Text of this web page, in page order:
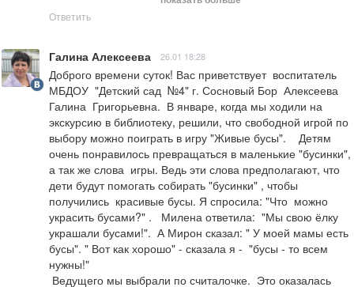
Ответить
Галина Алексеева 26.01 18:28
Доброго времени суток! Вас приветствует  воспитатель
МБДОУ  "Детский сад  №4" г. Сосновый Бор  Алексеева
Галина  Григорьевна.  В январе, когда мы ходили на
экскурсию в библиотеку, решили, что свободной игрой по
выбору можно поиграть в игру "Живые бусы".    Детям
очень понравилось превращаться в маленькие "бусинки",
а так же слова  игры. Ведь эти слова предполагают, что
дети будут помогать собирать "бусинки" , чтобы
получились  красивые бусы. Я спросила: "Что  можно
украсить бусами?" .   Милена ответила:  "Мы свою ёлку
украшали бусами!".  А Мирон сказал: " У моей мамы есть
бусы". " Вот как хорошо" - сказала я -  "бусы - то всем
нужны!"